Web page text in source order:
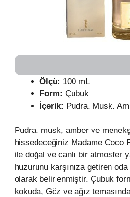
Ölçü: 100 mL
Form: Çubuk
İçerik: Pudra, Musk,
Pudra, musk, amber ve
hissedeceğiniz Madame Coco
ile doğal ve canlı bir atmosfer
huzurunu karşınıza getiren
olarak belirlenmiştir. Çubuk
kokuda, Göz ve ağız